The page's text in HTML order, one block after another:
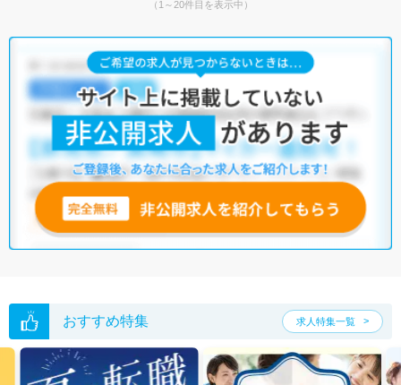
（1～20件目を表示中）
おすすめ特集 求人特集一覧